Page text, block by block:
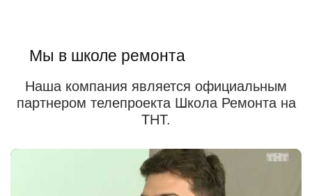
Мы в школе ремонта
Наша компания является официальным
партнером телепроекта Школа Ремонта на
ТНТ.